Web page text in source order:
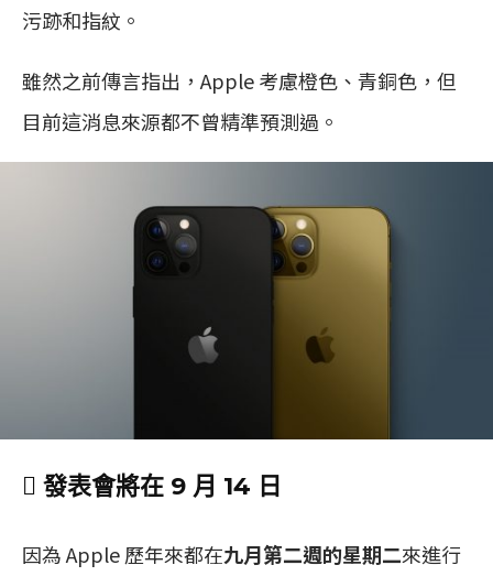
污跡和指紋。
雖然之前傳言指出，Apple 考慮橙色、青銅色，但
目前這消息來源都不曾精準預測過。
 發表會將在 9 月 14 日
因為 Apple 歷年來都在九月第二週的星期二來進行